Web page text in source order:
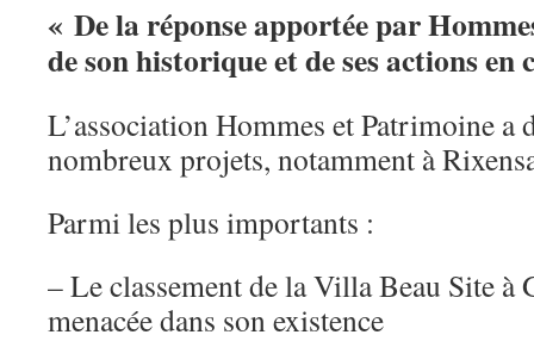
« De la réponse apportée par
de son historique et de ses actions en
L’association Hommes et Patrimoine a
nombreux projets, notamment à
Parmi les plus importants :
– Le classement de la Villa Beau Site à
menacée dans son existence